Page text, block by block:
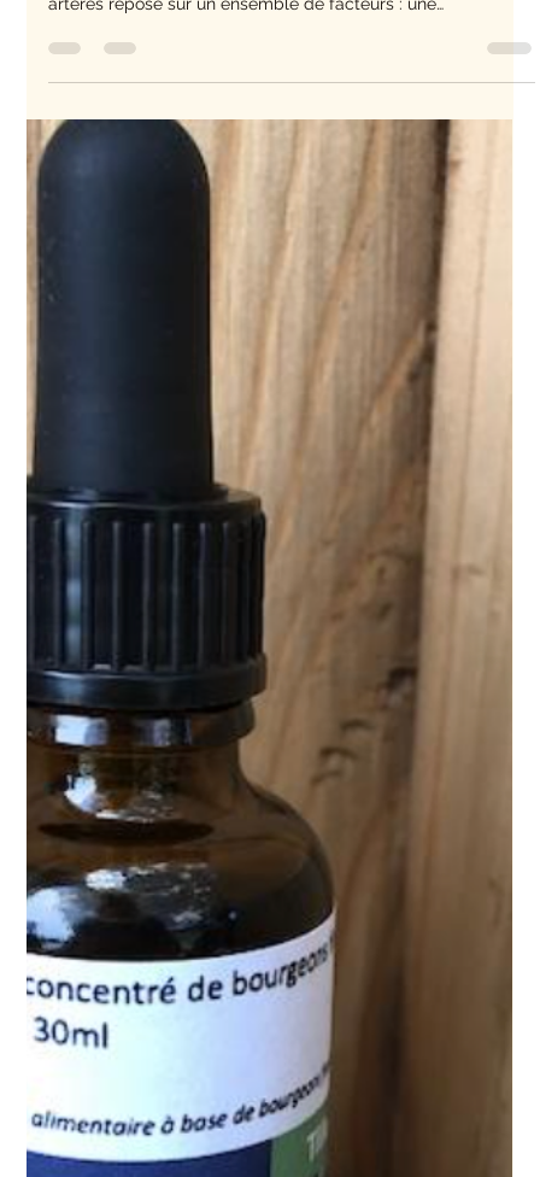
Lorsque l'on parle de santé cardiovasculaire, on pense
alimentation équilibrée, une activité physique régulière, une
certaines approches naturelles comme la gemmothérapie.